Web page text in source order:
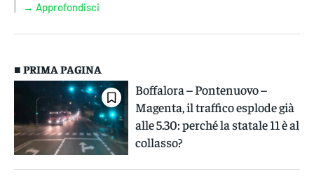
→ Approfondisci
■ PRIMA PAGINA
Boffalora – Pontenuovo –
Magenta, il traffico esplode già
alle 5.30: perché la statale 11 è al
collasso?